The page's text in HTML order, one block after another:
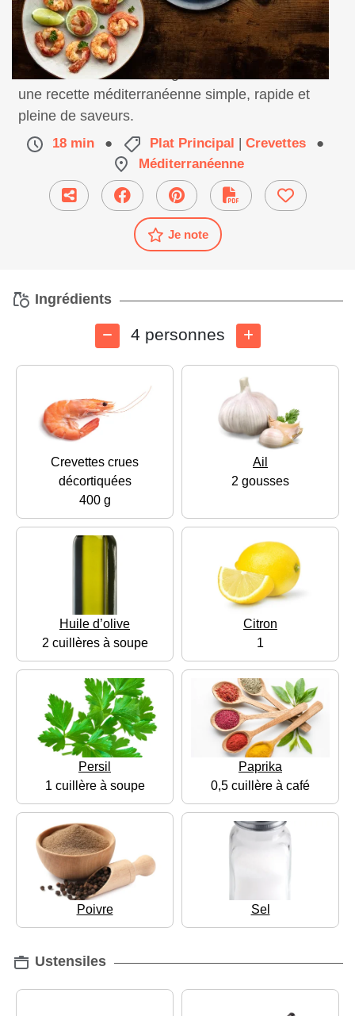
Savourez des crevettes grillées à l’ail et citron,
une recette méditerranéenne simple, rapide et
pleine de saveurs.
18 min ● Plat Principal | Crevettes
●
Méditerranéenne
Je note
Ingrédients
4 personnes
Crevettes crues
décortiquées
400 g
Ail
2 gousses
Huile d’olive
2 cuillères à soupe
Citron
1
Persil
1 cuillère à soupe
Paprika
0,5 cuillère à café
Poivre Sel
Ustensiles